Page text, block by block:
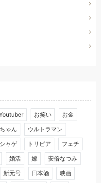
お笑い
お金
ゃん
ウルトラマン
ャゲ トリビア
フェチ
婚活 嫁
安倍なつみ
新元号 日本酒
映画